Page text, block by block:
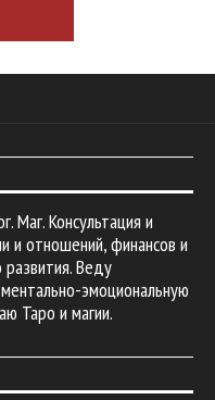
Маг. Консультация и
и отношений, финансов и
развития. Веду
эмоциональную
Таро и магии.